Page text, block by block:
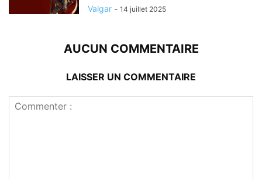
Valgar - 14 juillet 2025
AUCUN COMMENTAIRE
LAISSER UN COMMENTAIRE